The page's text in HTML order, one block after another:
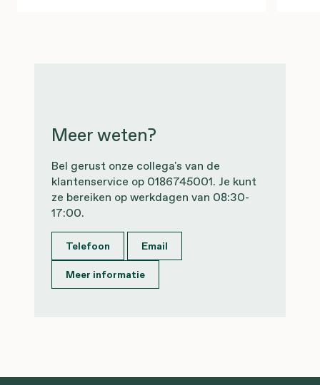
Meer weten?
Bel gerust onze collega's van de
klantenservice op 0186745001. Je kunt
ze bereiken op werkdagen van 08:30-
17:00.
Telefoon
Email
Meer informatie